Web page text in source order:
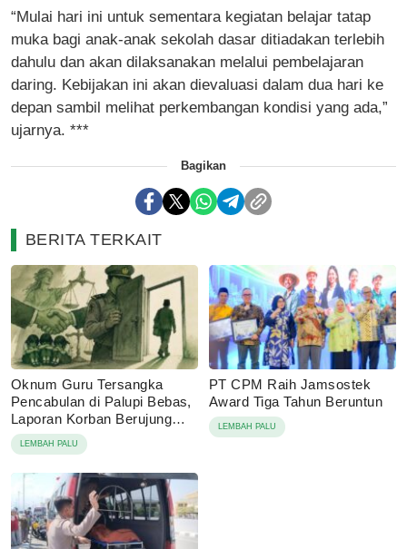
“Mulai hari ini untuk sementara kegiatan belajar tatap
muka bagi anak-anak sekolah dasar ditiadakan terlebih
dahulu dan akan dilaksanakan melalui pembelajaran
daring. Kebijakan ini akan dievaluasi dalam dua hari ke
depan sambil melihat perkembangan kondisi yang ada,”
ujarnya. ***
Bagikan
BERITA TERKAIT
Oknum Guru Tersangka
Pencabulan di Palupi Bebas,
Laporan Korban Berujung
Damai
LEMBAH PALU
PT CPM Raih Jamsostek
Award Tiga Tahun Beruntun
LEMBAH PALU